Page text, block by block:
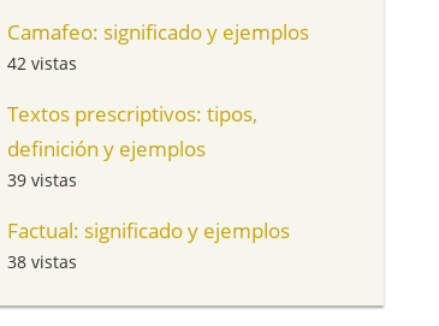
Camafeo: significado y ejemplos
42 vistas
Textos prescriptivos: tipos,
definición y ejemplos
39 vistas
Factual: significado y ejemplos
38 vistas